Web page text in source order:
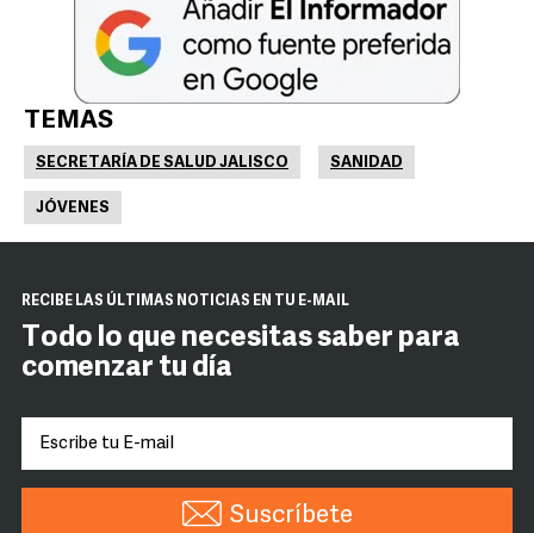
TEMAS
SECRETARÍA DE SALUD JALISCO SANIDAD
JÓVENES
RECIBE LAS ÚLTIMAS NOTICIAS EN TU E-MAIL
Todo lo que necesitas saber para
comenzar tu día
Suscríbete